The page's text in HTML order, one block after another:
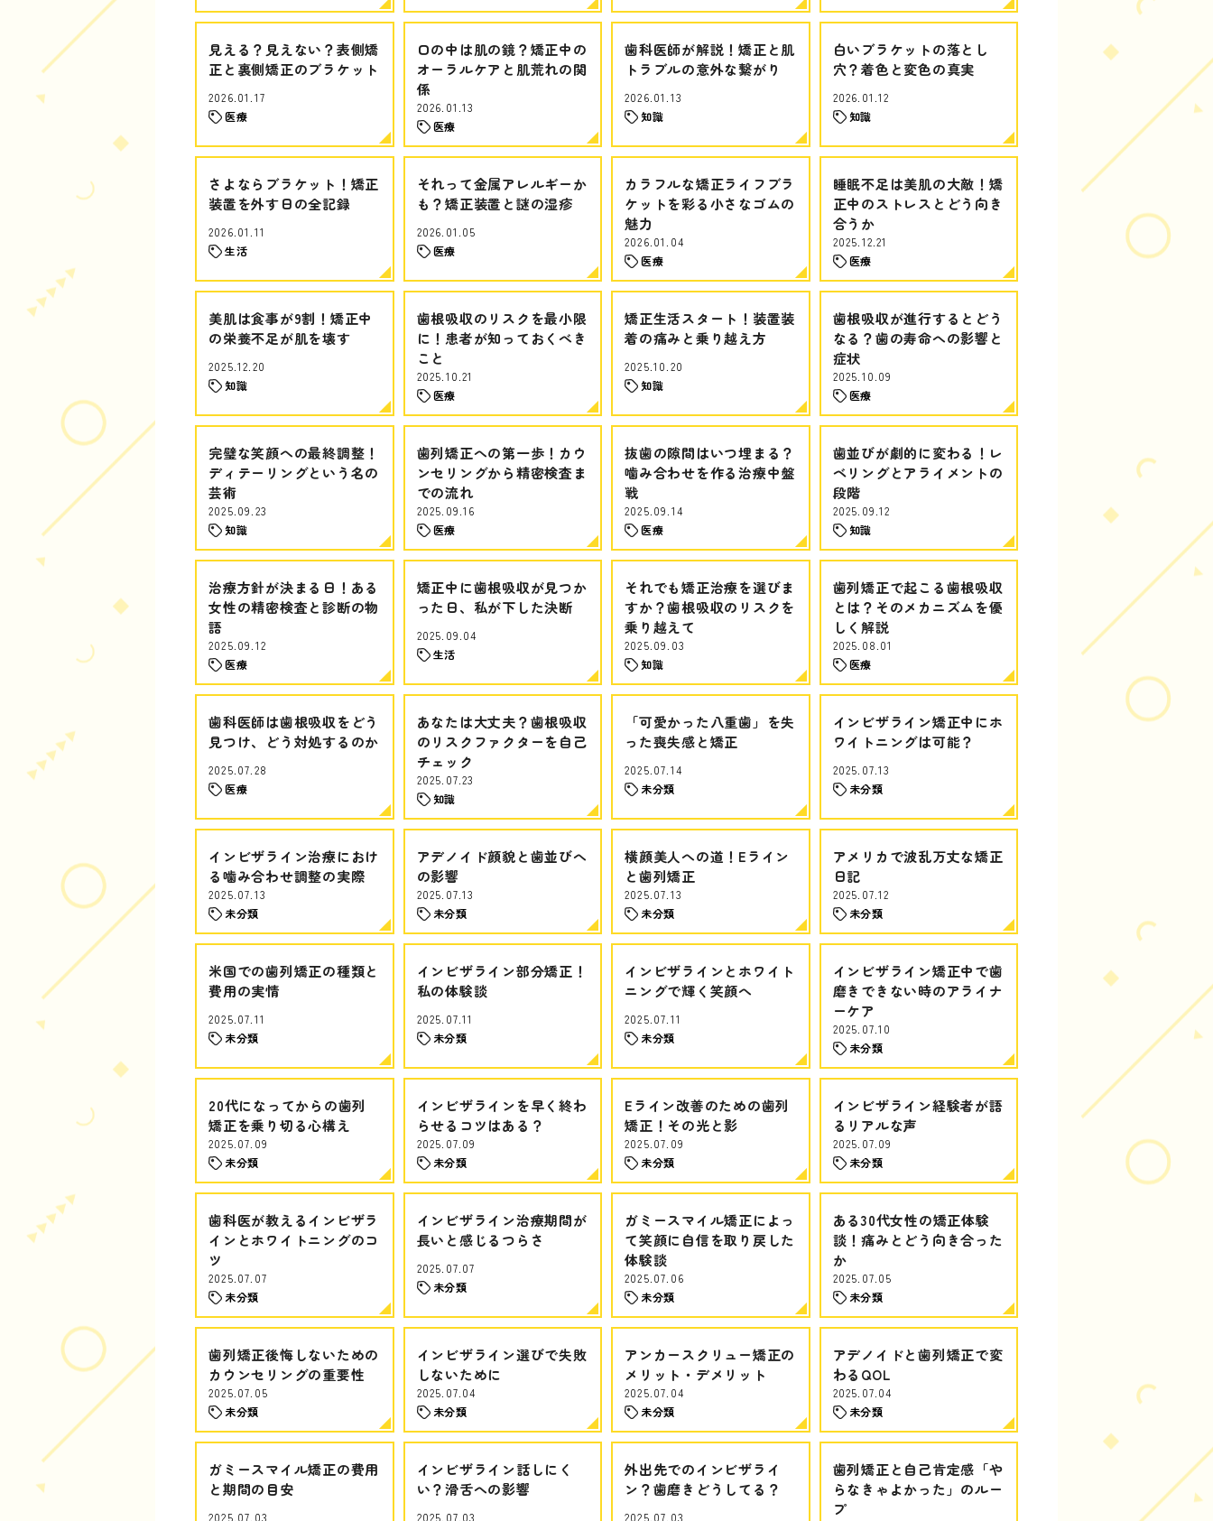
見える？見えない？表側矯
正と裏側矯正のブラケット
2026.01.17
医療
口の中は肌の鏡？矯正中の
オーラルケアと肌荒れの関
係
2026.01.13
医療
歯科医師が解説！矯正と肌
トラブルの意外な繋がり
2026.01.13
知識
白いブラケットの落とし
穴？着色と変色の真実
2026.01.12
知識
さよならブラケット！矯正
装置を外す日の全記録
2026.01.11
生活
それって金属アレルギーか
も？矯正装置と謎の湿疹
2026.01.05
医療
カラフルな矯正ライフブラ
ケットを彩る小さなゴムの
魅力
2026.01.04
医療
睡眠不足は美肌の大敵！矯
正中のストレスとどう向き
合うか
2025.12.21
医療
美肌は食事が9割！矯正中
の栄養不足が肌を壊す
2025.12.20
知識
歯根吸収のリスクを最小限
に！患者が知っておくべき
こと
2025.10.21
医療
矯正生活スタート！装置装
着の痛みと乗り越え方
2025.10.20
知識
歯根吸収が進行するとどう
なる？歯の寿命への影響と
症状
2025.10.09
医療
完璧な笑顔への最終調整！
ディテーリングという名の
芸術
2025.09.23
知識
歯列矯正への第一歩！カウ
ンセリングから精密検査ま
での流れ
2025.09.16
医療
抜歯の隙間はいつ埋まる？
噛み合わせを作る治療中盤
戦
2025.09.14
医療
歯並びが劇的に変わる！レ
ベリングとアライメントの
段階
2025.09.12
知識
治療方針が決まる日！ある
女性の精密検査と診断の物
語
2025.09.12
医療
矯正中に歯根吸収が見つか
った日、私が下した決断
2025.09.04
生活
それでも矯正治療を選びま
すか？歯根吸収のリスクを
乗り越えて
2025.09.03
知識
歯列矯正で起こる歯根吸収
とは？そのメカニズムを優
しく解説
2025.08.01
医療
歯科医師は歯根吸収をどう
見つけ、どう対処するのか
2025.07.28
医療
あなたは大丈夫？歯根吸収
のリスクファクターを自己
チェック
2025.07.23
知識
「可愛かった八重歯」を失
った喪失感と矯正
2025.07.14
未分類
インビザライン矯正中にホ
ワイトニングは可能？
2025.07.13
未分類
インビザライン治療におけ
る噛み合わせ調整の実際
2025.07.13
未分類
アデノイド顔貌と歯並びへ
の影響
2025.07.13
未分類
横顔美人への道！Eライン
と歯列矯正
2025.07.13
未分類
アメリカで波乱万丈な矯正
日記
2025.07.12
未分類
米国での歯列矯正の種類と
費用の実情
2025.07.11
未分類
インビザライン部分矯正！
私の体験談
2025.07.11
未分類
インビザラインとホワイト
ニングで輝く笑顔へ
2025.07.11
未分類
インビザライン矯正中で歯
磨きできない時のアライナ
ーケア
2025.07.10
未分類
20代になってからの歯列
矯正を乗り切る心構え
2025.07.09
未分類
インビザラインを早く終わ
らせるコツはある？
2025.07.09
未分類
Eライン改善のための歯列
矯正！その光と影
2025.07.09
未分類
インビザライン経験者が語
るリアルな声
2025.07.09
未分類
歯科医が教えるインビザラ
インとホワイトニングのコ
ツ
2025.07.07
未分類
インビザライン治療期間が
長いと感じるつらさ
2025.07.07
未分類
ガミースマイル矯正によっ
て笑顔に自信を取り戻した
体験談
2025.07.06
未分類
ある30代女性の矯正体験
談！痛みとどう向き合った
か
2025.07.05
未分類
歯列矯正後悔しないための
カウンセリングの重要性
2025.07.05
未分類
インビザライン選びで失敗
しないために
2025.07.04
未分類
アンカースクリュー矯正の
メリット・デメリット
2025.07.04
未分類
アデノイドと歯列矯正で変
わるQOL
2025.07.04
未分類
ガミースマイル矯正の費用
と期間の目安
2025.07.03
インビザライン話しにく
い？滑舌への影響
2025.07.03
外出先でのインビザライ
ン？歯磨きどうしてる？
2025.07.03
歯列矯正と自己肯定感「や
らなきゃよかった」のルー
プ